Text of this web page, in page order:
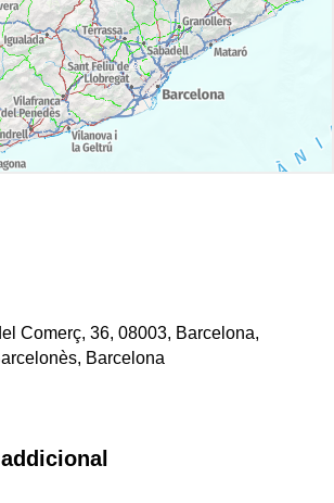
Comerç, 36, 08003, Barcelona,
Barcelona